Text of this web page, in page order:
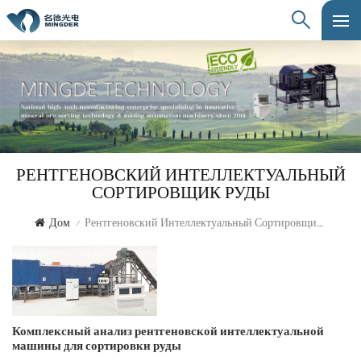
РЕНТГЕНОВСКИЙ ИНТЕЛЛЕКТУАЛЬНЫЙ
СОРТИРОВЩИК РУДЫ
Дом / Рентгеновский Интеллектуальный Сортировщик Руды
Комплексный анализ рентгеновской интеллектуальной
машины для сортировки руды